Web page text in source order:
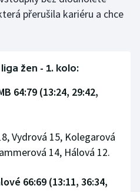
přerušila kariéru a chce
žen - 1. kolo:
64:79 (13:24, 29:42,
Vydrová 15, Kolegarová
14, Hálová 12.
66:69 (13:11, 36:34,